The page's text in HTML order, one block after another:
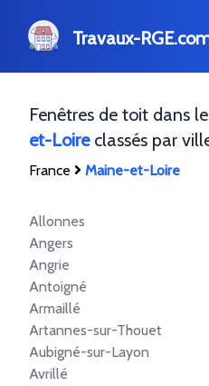
Travaux-
Fenêtres de toit dans
et-Loireclassés par
France Maine-et-Loire
Allonnes
Angers
Angrie
Antoigné
Armaillé
Artannes-sur-Thouet
Aubigné-sur-Layon
Avrillé